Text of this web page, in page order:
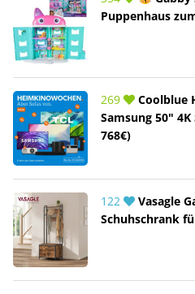
Puppenhaus
269
Coolblue
Samsung 50"
768€)
122
Vasagle
Schuhschrank